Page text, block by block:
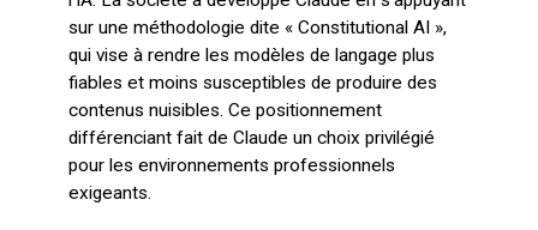
sur une méthodologie dite « Constitutional AI »,
qui vise à rendre les modèles de langage plus
fiables et moins susceptibles de produire des
contenus nuisibles. Ce positionnement
différenciant fait de Claude un choix privilégié
pour les environnements professionnels
exigeants.